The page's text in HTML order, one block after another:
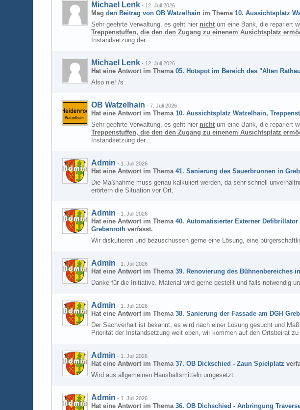
Michael Lenk - 12. Juli 2026
Magden Beitrag vonOB Watzelhain im Thema10. Aussichtsplatz
Sehr geehrte Verwaltung, es geht hier nicht um eine Bank, die repariert
Treppenstuffen, die den den Zugang zu einenem Ausichtsplatz
Instandsetzung der…
Michael Lenk - 12. Juli 2026
Hat eine Antwort im Thema05. Hotspot im Bereich des "Alten
Also nie! /s
OB Watzelhain -7. Juli 2026
Hat eine Antwort im Thema10. Aussichtsplatz Watzelhain,
Sehr geehrte Verwaltung, es geht hier nicht um eine Bank, die repariert
Treppenstuffen, die den den Zugang zu einenem Ausichtsplatz
Instandsetzung der…
Admin - 1. Juli 2026
Hat eine Antwort im Thema41. Sanierung des Sauerbrunnen in
Die Maßnahme muss genau kalkuliert werden, da sehr schnell
erörtern die Situation vor Ort.
Admin - 1. Juli 2026
Hat eine Antwort im Thema40. Automatisierter Externer
Grebenroth verfasst.
Wir diskutieren und bezuschussen gerne eine Lösung, eine
Admin - 1. Juli 2026
Hat eine Antwort im Thema39. Renovierung des Bühnenbereiches
Danke für die Initiative. Material wird gerne gestellt und falls notwendig
Admin - 1. Juli 2026
Hat eine Antwort im Thema38. Sanierung der Fassade am DGH
Der Sachverhalt ist bekannt, es wird nach einer Lösung gesucht und
Priorität der Instandsetzung weit oben, wir kommen auf den Ortsbeirat
Admin - 1. Juli 2026
Hat eine Antwort im Thema37. OB Dickschied - Zaun Spielplatz
Wird aus allgemeinen Haushaltsmitteln umgesetzt.
Admin - 1. Juli 2026
Hat eine Antwort im Thema36. OB Dichschied - Anbringung